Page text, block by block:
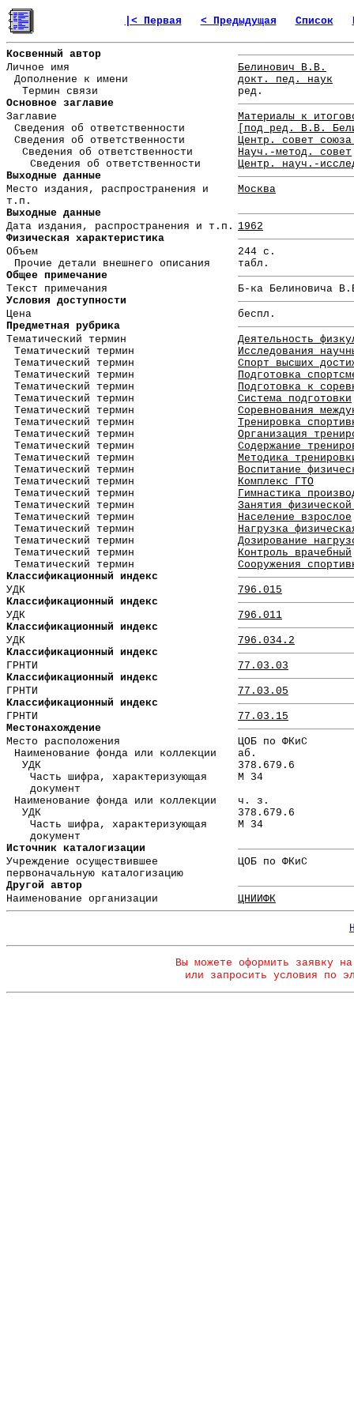
|< Первая < Предыдущая Список
Косвенный автор
Личное имя
Белинович В.В.
Дополнение к имени
докт. пед. наук
Термин связи
ред.
Основное заглавие
Заглавие
Материалы к
Сведения об ответственности
[под ред. В.В.
Сведения об ответственности
Центр. совет
Сведения об ответственности
Науч.-метод. совет
Сведения об ответственности
Центр. науч.-
Выходные данные
Место издания, распространения и
т.п.
Москва
Выходные данные
Дата издания, распространения и т.п. 1962
Физическая характеристика
Объем
244 с.
Прочие детали внешнего описания
табл.
Общее примечание
Текст примечания
Б-ка Белиновича
Условия доступности
Цена
беспл.
Предметная рубрика
Тематический термин
Деятельность
Тематический термин
Исследования
Тематический термин
Спорт высших
Тематический термин
Подготовка
Тематический термин
Подготовка к
Тематический термин
Система подготовки
Тематический термин
Соревнования
Тематический термин
Тренировка
Тематический термин
Организация
Тематический термин
Содержание
Тематический термин
Методика
Тематический термин
Воспитание
Тематический термин
Комплекс ГТО
Тематический термин
Гимнастика
Тематический термин
Занятия
Тематический термин
Население взрослое
Тематический термин
Нагрузка
Тематический термин
Дозирование
Тематический термин
Контроль врачебный
Тематический термин
Сооружения
Классификационный индекс
УДК
796.015
Классификационный индекс
УДК
796.011
Классификационный индекс
УДК
796.034.2
Классификационный индекс
ГРНТИ
77.03.03
Классификационный индекс
ГРНТИ
77.03.05
Классификационный индекс
ГРНТИ
77.03.15
Местонахождение
Место расположения
ЦОБ по ФКиС
Наименование фонда или коллекции
аб.
УДК
378.679.6
Часть шифра, характеризующая
документ
М 34
Наименование фонда или коллекции
ч. з.
УДК
378.679.6
Часть шифра, характеризующая
документ
М 34
Источник каталогизации
Учреждение осуществившее
первоначальную каталогизацию
ЦОБ по ФКиС
Другой автор
Наименование организации
ЦНИИФК
Вы можете оформить заявку
или запросить условия по